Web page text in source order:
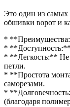
Это один из самых
обшивки ворот и
*
* **Доступность:**
* **Легкость:** Не
петли.
* **Простота
саморезами.
*
(благодаря